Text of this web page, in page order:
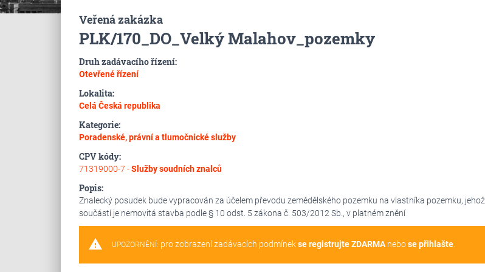
Veřená zakázka
PLK/170_DO_Velký Malahov_pozemky
Druh zadávacího řízení:
Otevřené řízení
Lokalita:
Celá Česká republika
Kategorie:
Poradenské, právní a tlumočnické služby
CPV kódy:
71319000-7 -Služby soudních znalců
Popis:
Znalecký posudek bude vypracován za účelem převodu zemědělského pozemku na vlastníka pozemku, jehož
součástí je nemovitá stavba podle § 10 odst. 5 zákona č. 503/2012 Sb., v platném znění
warning UPOZORNĚNÍ: pro zobrazení zadávacích podmínekse registrujte ZDARMAnebose přihlašte.